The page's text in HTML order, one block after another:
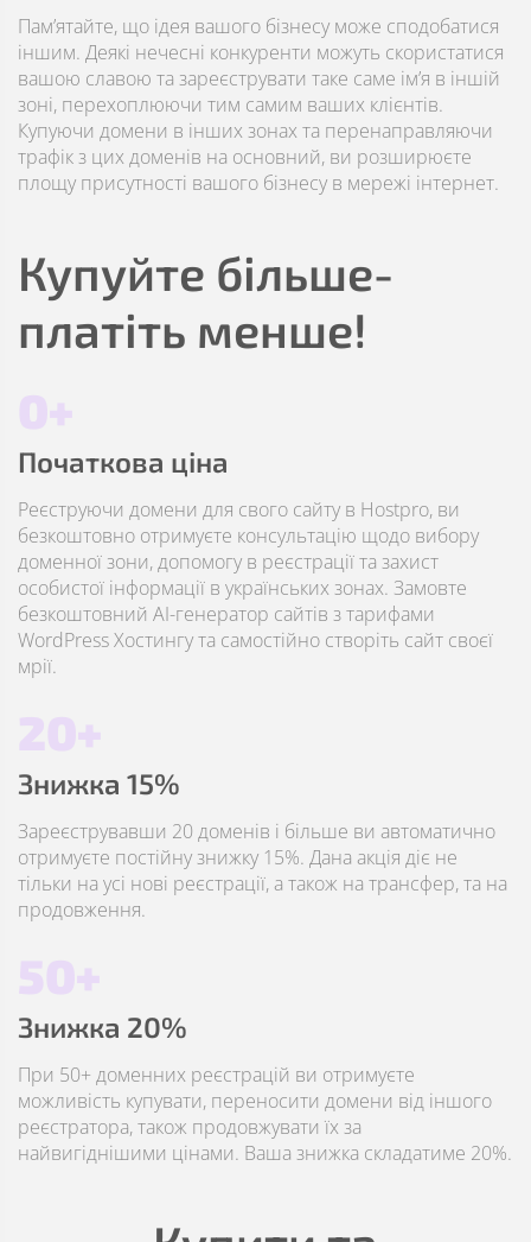
Пам’ятайте, що ідея вашого бізнесу може сподобатися
іншим. Деякі нечесні конкуренти можуть скористатися
вашою славою та зареєструвати таке саме ім’я в іншій
зоні, перехоплюючи тим самим ваших клієнтів.
Купуючи домени в інших зонах та перенаправляючи
трафік з цих доменів на основний, ви розширюєте
площу присутності вашого бізнесу в мережі інтернет.
Купуйте більше-
платіть менше!
0+
Початкова ціна
Реєструючи домени для свого сайту в Hostpro, ви
безкоштовно отримуєте консультацію щодо вибору
доменної зони, допомогу в реєстрації та захист
особистої інформації в українських зонах. Замовте
безкоштовний AI-генератор сайтів з тарифами
WordPress Хостингу та самостійно створіть сайт своєї
мрії.
20+
Знижка 15%
Зареєструвавши 20 доменів і більше ви автоматично
отримуєте постійну знижку 15%. Дана акція діє не
тільки на усі нові реєстрації, а також на трансфер, та на
продовження.
50+
Знижка 20%
При 50+ доменних реєстрацій ви отримуєте
можливість купувати, переносити домени від іншого
реєстратора, також продовжувати їх за
найвигіднішими цінами. Ваша знижка складатиме 20%.